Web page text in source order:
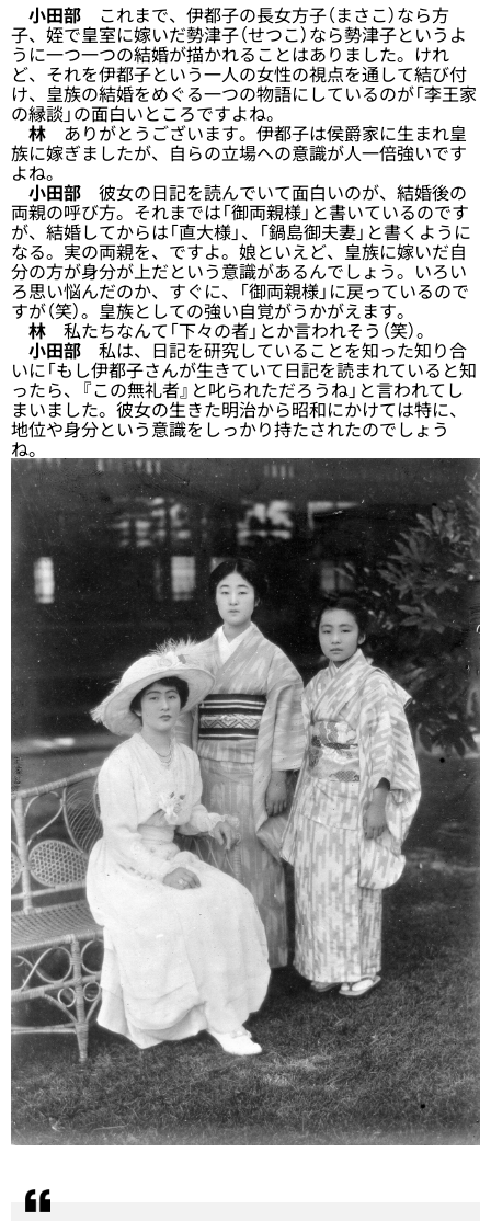
小田部 これまで、伊都子の長女方子（まさこ）なら方
子、姪で皇室に嫁いだ勢津子（せつこ）なら勢津子というよ
うに一つ一つの結婚が描かれることはありました。けれ
ど、それを伊都子という一人の女性の視点を通して結び付
け、皇族の結婚をめぐる一つの物語にしているのが「李王家
の縁談」の面白いところですよね。
林 ありがとうございます。伊都子は侯爵家に生まれ皇
族に嫁ぎましたが、自らの立場への意識が人一倍強いです
よね。
小田部 彼女の日記を読んでいて面白いのが、結婚後の
両親の呼び方。それまでは「御両親様」と書いているのです
が、結婚してからは「直大様」、「鍋島御夫妻」と書くように
なる。実の両親を、ですよ。娘といえど、皇族に嫁いだ自
分の方が身分が上だという意識があるんでしょう。いろい
ろ思い悩んだのか、すぐに、「御両親様」に戻っているので
すが（笑）。皇族としての強い自覚がうかがえます。
林 私たちなんて「下々の者」とか言われそう（笑）。
小田部 私は、日記を研究していることを知った知り合
いに「もし伊都子さんが生きていて日記を読まれていると知
ったら、『この無礼者』と叱られただろうね」と言われてし
まいました。彼女の生きた明治から昭和にかけては特に、
地位や身分という意識をしっかり持たされたのでしょう
ね。